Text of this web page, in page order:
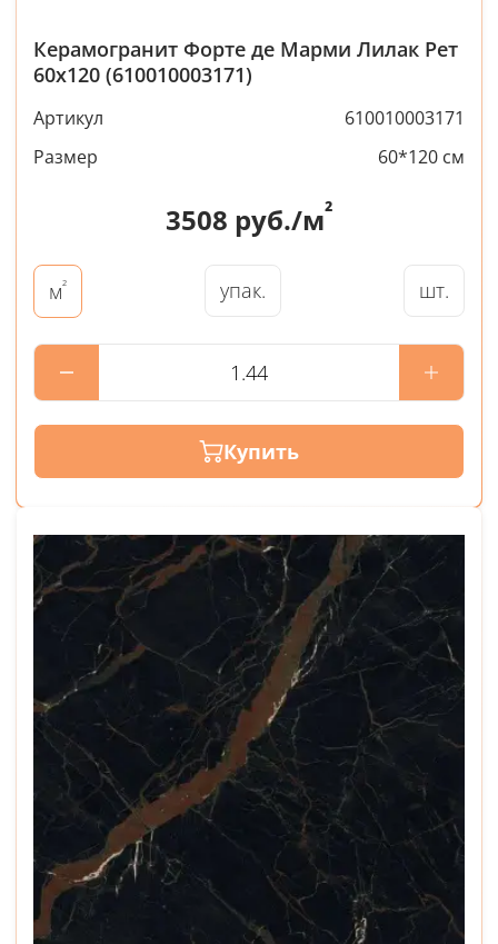
Керамогранит Форте де Марми Лилак Рет
60x120 (610010003171)
Артикул
610010003171
Размер
60*120 см
3508 руб./м²
м² упак. шт.
Купить